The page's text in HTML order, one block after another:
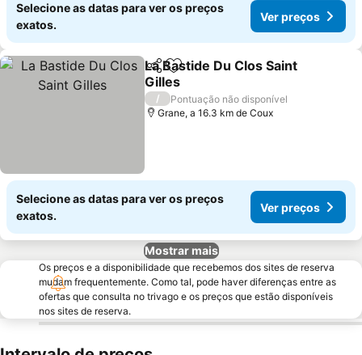
Selecione as datas para ver os preços
exatos.
Ver preços
PartilharAdicionar aos favoritos
La Bastide Du Clos Saint
Gilles
Ver preços
/
Pontuação não disponível
Grane, a 16.3 km de Coux
Selecione as datas para ver os preços
exatos.
Ver preços
Mostrar mais
Os preços e a disponibilidade que recebemos dos sites de reserva
mudam frequentemente. Como tal, pode haver diferenças entre as
ofertas que consulta no trivago e os preços que estão disponíveis
nos sites de reserva.